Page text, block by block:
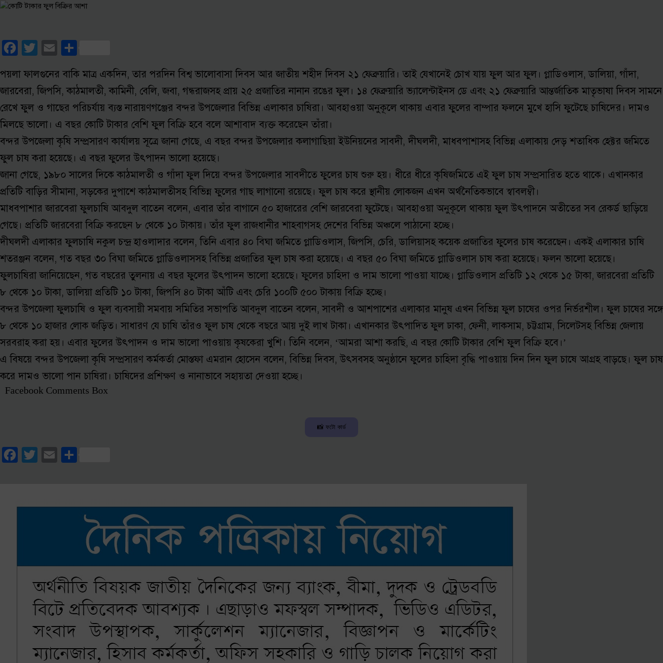
Facebook
TwitterEmail
পয়লা ফালগুনের বাকি মাত্র একদিন, তার পরদিন বিশ্ব ভালোবাসা দিবস আর জাতীয় শহীদ দিবস ২১ ফেব্রুয়ারি। তাই যেখানেই চোখ যায় ফুল আর ফুল। গ্লাডিওলাস, ডালিয়া, গাঁদা,
জারবেরা, জিপসি, কাঠমালতী, কামিনী, বেলি, জবা, গন্ধরাজসহ প্রায় ২৫ প্রজাতির নানান রঙের ফুল। ১৪ ফেব্রুয়ারি ভ্যালেন্টাইনস ডে এবং ২১ ফেব্রুয়ারি আন্তর্জাতিক মাতৃভাষা দিবস সামনে
রেখে ফুল ও গাছের পরিচর্যায় ব্যস্ত নারায়ণগঞ্জের বন্দর উপজেলার বিভিন্ন এলাকার চাষিরা। আবহাওয়া অনুকূলে থাকায় এবার ফুলের বাম্পার ফলনে মুখে হাসি ফুটেছে চাষিদের। দামও
মিলছে ভালো। এ বছর কোটি টাকার বেশি ফুল বিক্রি হবে বলে আশাবাদ ব্যক্ত করেছেন তাঁরা।
বন্দর উপজেলা কৃষি সম্প্রসারণ কার্যালয় সূত্রে জানা গেছে, এ বছর বন্দর উপজেলার কলাগাছিয়া ইউনিয়নের সাবদী, দীঘলদী, মাধবপাশাসহ বিভিন্ন এলাকায় দেড় শতাধিক হেক্টর জমিতে
ফুল চাষ করা হয়েছে। এ বছর ফুলের উৎপাদন ভালো হয়েছে।
জানা গেছে, ১৯৮০ সালের দিকে কাঠমালতী ও গাঁদা ফুল দিয়ে বন্দর উপজেলার সাবদীতে ফুলের চাষ শুরু হয়। ধীরে ধীরে কৃষিজমিতে এই ফুল চাষ সম্প্রসারিত হতে থাকে। এখানকার
প্রতিটি বাড়ির সীমানা, সড়কের দুপাশে কাঠমালতীসহ বিভিন্ন ফুলের গাছ লাগানো রয়েছে। ফুল চাষ করে স্থানীয় লোকজন এখন অর্থনৈতিকভাবে স্বাবলম্বী।
মাধবপাশার জারবেরা ফুলচাষি আবদুল বাতেন বলেন, এবার তাঁর বাগানে ৫০ হাজারের বেশি জারবেরা ফুটেছে। আবহাওয়া অনুকূলে থাকায় ফুল উৎপাদনে অতীতের সব রেকর্ড ছাড়িয়ে
গেছে। প্রতিটি জারবেরা বিক্রি করছেন ৮ থেকে ১০ টাকায়। তাঁর ফুল রাজধানীর শাহবাগসহ দেশের বিভিন্ন অঞ্চলে পাঠানো হচ্ছে।
দীঘলদী এলাকার ফুলচাষি নকুল চন্দ্র হাওলাদার বলেন, তিনি এবার ৪০ বিঘা জমিতে গ্লাডিওলাস, জিপসি, চেরি, ডালিয়াসহ কয়েক প্রজাতির ফুলের চাষ করেছেন। একই এলাকার চাষি
শতরঞ্জন বলেন, গত বছর ৩০ বিঘা জমিতে গ্লাডিওলাসসহ বিভিন্ন প্রজাতির ফুল চাষ করা হয়েছে। এ বছর ৫০ বিঘা জমিতে গ্লাডিওলাস চাষ করা হয়েছে। ফলন ভালো হয়েছে।
ফুলচাষিরা জানিয়েছেন, গত বছরের তুলনায় এ বছর ফুলের উৎপাদন ভালো হয়েছে। ফুলের চাহিদা ও দাম ভালো পাওয়া যাচ্ছে। গ্লাডিওলাস প্রতিটি ১২ থেকে ১৫ টাকা, জারবেরা প্রতিটি
৮ থেকে ১০ টাকা, ডালিয়া প্রতিটি ১০ টাকা, জিপসি ৪০ টাকা আঁটি এবং চেরি ১০০টি ৫০০ টাকায় বিক্রি হচ্ছে।
বন্দর উপজেলা ফুলচাষি ও ফুল ব্যবসায়ী সমবায় সমিতির সভাপতি আবদুল বাতেন বলেন, সাবদী ও আশপাশের এলাকার মানুষ এখন বিভিন্ন ফুল চাষের ওপর নির্ভরশীল। ফুল চাষের সঙ্গে
৮ থেকে ১০ হাজার লোক জড়িত। সাধারণ যে চাষি তাঁরও ফুল চাষ থেকে বছরে আয় দুই লাখ টাকা। এখানকার উৎপাদিত ফুল ঢাকা, ফেনী, লাকসাম, চট্টগ্রাম, সিলেটসহ বিভিন্ন জেলায়
সরবরাহ করা হয়। এবার ফুলের উৎপাদন ও দাম ভালো পাওয়ায় কৃষকেরা খুশি। তিনি বলেন, ‘আমরা আশা করছি, এ বছর কোটি টাকার বেশি ফুল বিক্রি হবে।’
এ বিষয়ে বন্দর উপজেলা কৃষি সম্প্রসারণ কর্মকর্তা মোস্তফা এমরান হোসেন বলেন, বিভিন্ন দিবস, উৎসবসহ অনুষ্ঠানে ফুলের চাহিদা বৃদ্ধি পাওয়ায় দিন দিন ফুল চাষে আগ্রহ বাড়ছে। ফুল চাষ
করে দামও ভালো পান চাষিরা। চাষিদের প্রশিক্ষণ ও নানাভাবে সহায়তা দেওয়া হচ্ছে।
Facebook Comments Box
📸 ফটো কার্ড
Facebook
TwitterEmail